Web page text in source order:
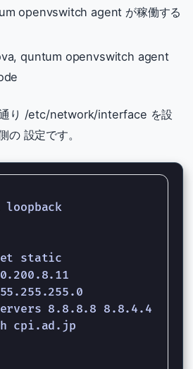
openvswitch agent が稼働する
quntum openvswitch agent
通り /etc/network/interface を設
設定です。
static
8.8.8.8 8.8.4.4
cpi.ad.jp